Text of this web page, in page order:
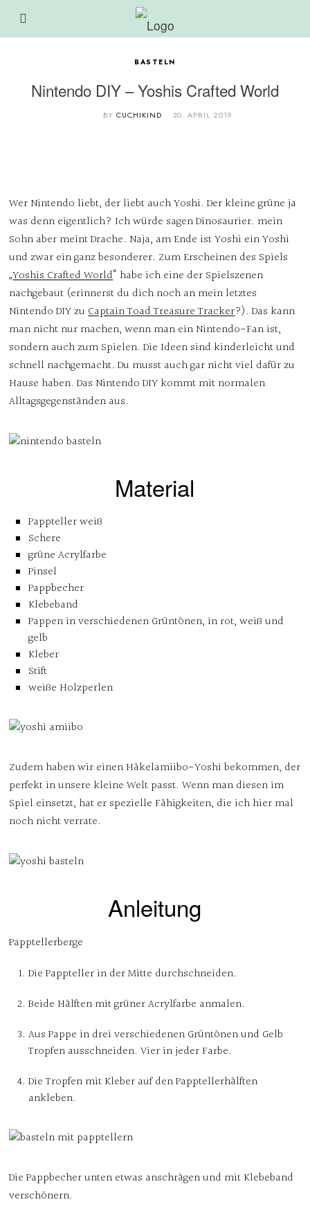
BASTELN
Nintendo DIY – Yoshis Crafted World
BYCUCHIKIND 30. APRIL 2019
Wer Nintendo liebt, der liebt auch Yoshi. Der kleine grüne ja
was denn eigentlich? Ich würde sagen Dinosaurier. mein
Sohn aber meint Drache. Naja, am Ende ist Yoshi ein Yoshi
und zwar ein ganz besonderer. Zum Erscheinen des Spiels
„Yoshis Crafted World“ habe ich eine der Spielszenen
nachgebaut (erinnerst du dich noch an mein letztes
Nintendo DIY zuCaptain Toad Treasure Tracker?). Das kann
man nicht nur machen, wenn man ein Nintendo-Fan ist,
sondern auch zum Spielen. Die Ideen sind kinderleicht und
schnell nachgemacht. Du musst auch gar nicht viel dafür zu
Hause haben. Das Nintendo DIY kommt mit normalen
Alltagsgegenständen aus.
Material
Pappteller weiß
Schere
grüne Acrylfarbe
Pinsel
Pappbecher
Klebeband
Pappen in verschiedenen Grüntönen, in rot, weiß und
gelb
Kleber
Stift
weiße Holzperlen
Zudem haben wir einen Häkelamiibo-Yoshi bekommen, der
perfekt in unsere kleine Welt passt. Wenn man diesen im
Spiel einsetzt, hat er spezielle Fähigkeiten, die ich hier mal
noch nicht verrate.
Anleitung
Papptellerberge
Die Pappteller in der Mitte durchschneiden.
Beide Hälften mit grüner Acrylfarbe anmalen.
Aus Pappe in drei verschiedenen Grüntönen und Gelb
Tropfen ausschneiden. Vier in jeder Farbe.
Die Tropfen mit Kleber auf den Papptellerhälften
ankleben.
Die Pappbecher unten etwas anschrägen und mit Klebeband
verschönern.